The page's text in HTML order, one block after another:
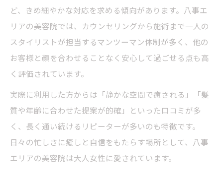
由
自分らしさを引き出す美容院の選び方を紹
介
通い続けたくなる美容院の魅力を徹底解剖
美容院選びで大切な安心感と信頼感とは
隠れ家サロンならではの居心地の良さを体
感
マンツーマン施術が叶える長いお付き合い
の理由
大人女性が求める美容院へのこだわりポイ
ど、きめ細やかな対応を求める傾向があります。八事エ
リアの美容院では、カウンセリングから施術まで一人の
スタイリストが担当するマンツーマン体制が多く、他の
お客様と顔を合わせることなく安心して過ごせる点も高
く評価されています。
実際に利用した方からは「静かな空間で癒される」「髪
質や年齢に合わせた提案が的確」といった口コミが多
く、長く通い続けるリピーターが多いのも特徴です。
日々の忙しさに癒しと自信をもたらす場所として、八事
エリアの美容院は大人女性に愛されています。